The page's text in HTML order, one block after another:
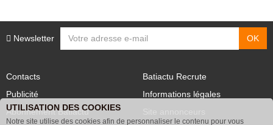
Newsletter
Contacts
Publicité
Abonnement Batiactu
Batiactu Recrute
Informations légales
UTILISATION DES COOKIES
Notre site utilise des cookies afin de personnaliser le contenu pour vous